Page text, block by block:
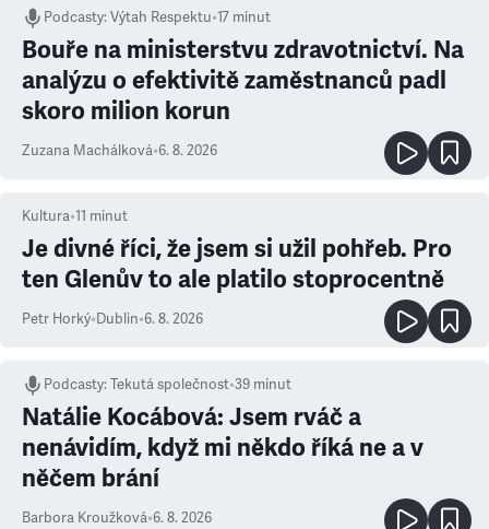
Podcasty:Výtah Respektu•17 minut
Bouře na ministerstvu zdravotnictví. Na
analýzu o efektivitě zaměstnanců padl
skoro milion korun
Zuzana Machálková•6. 8. 2026
Kultura•11 minut
Je divné říci, že jsem si užil pohřeb. Pro
ten Glenův to ale platilo stoprocentně
Petr Horký•Dublin•6. 8. 2026
Podcasty:Tekutá společnost•39 minut
Natálie Kocábová: Jsem rváč a
nenávidím, když mi někdo říká ne a v
něčem brání
Barbora Kroužková•6. 8. 2026